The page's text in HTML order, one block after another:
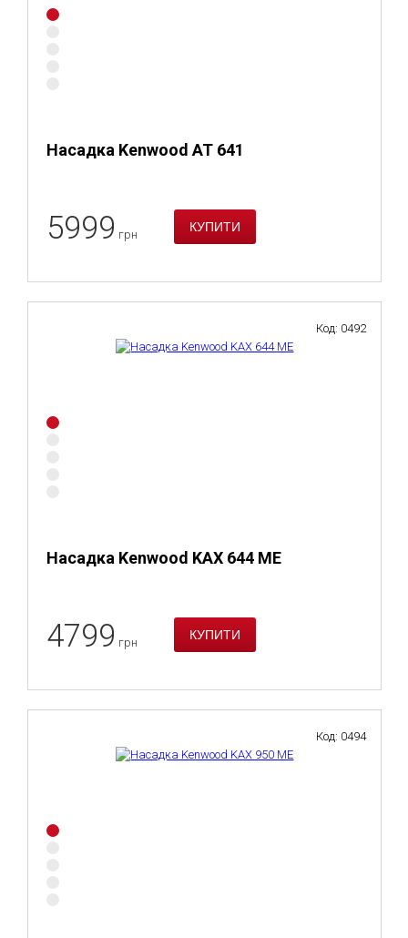
Насадка Kenwood AT 641
5999 грн
Насадка Kenwood KAX 644 ME
Код: 0492
4799 грн
Код: 0494